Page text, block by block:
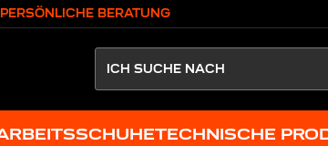
BERATUNG
TECHNISCHE